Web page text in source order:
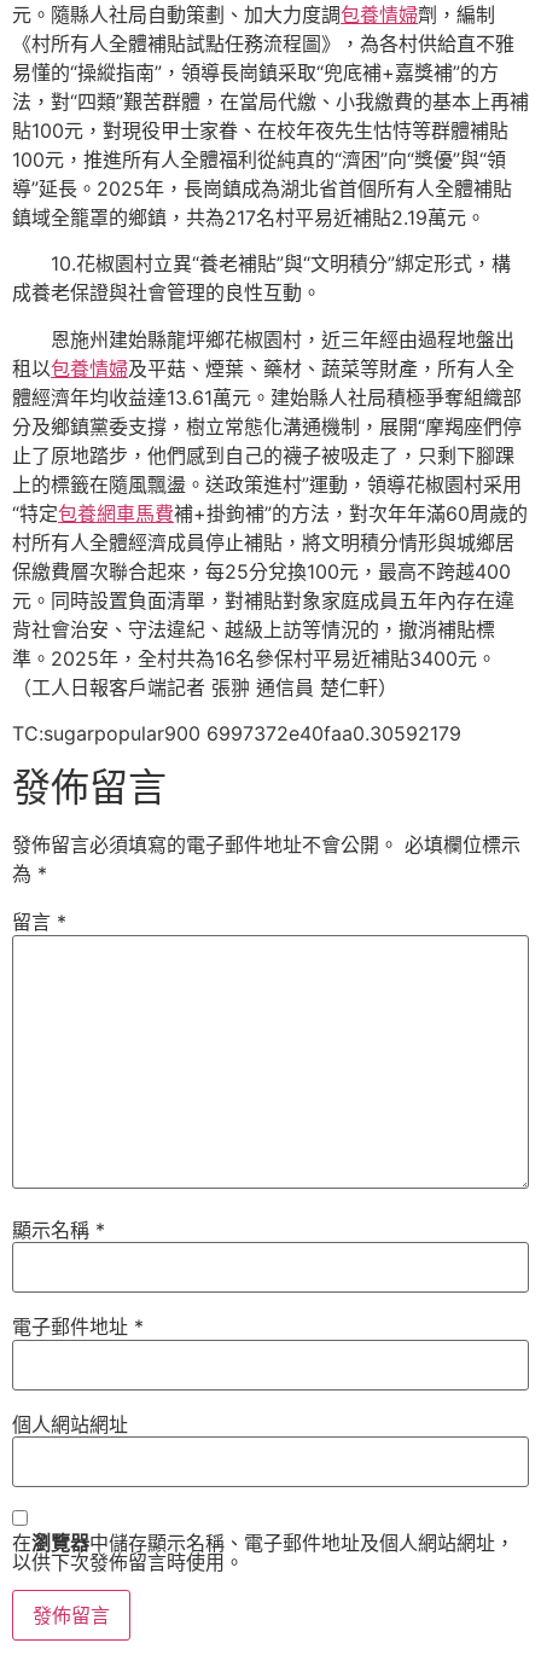
元。隨縣人社局自動策劃、加大力度調包養情婦劑，編制
《村所有人全體補貼試點任務流程圖》，為各村供給直不雅
易懂的“操縱指南”，領導長崗鎮采取“兜底補+嘉獎補”的方
法，對“四類”艱苦群體，在當局代繳、小我繳費的基本上再補
貼100元，對現役甲士家眷、在校年夜先生怙恃等群體補貼
100元，推進所有人全體福利從純真的“濟困”向“獎優”與“領
導”延長。2025年，長崗鎮成為湖北省首個所有人全體補貼
鎮域全籠罩的鄉鎮，共為217名村平易近補貼2.19萬元。
10.花椒園村立異“養老補貼”與“文明積分”綁定形式，構
成養老保證與社會管理的良性互動。
恩施州建始縣龍坪鄉花椒園村，近三年經由過程地盤出
租以包養情婦及平菇、煙葉、藥材、蔬菜等財產，所有人全
體經濟年均收益達13.61萬元。建始縣人社局積極爭奪組織部
分及鄉鎮黨委支撐，樹立常態化溝通機制，展開“摩羯座們停
止了原地踏步，他們感到自己的襪子被吸走了，只剩下腳踝
上的標籤在隨風飄盪。送政策進村”運動，領導花椒園村采用
“特定包養網車馬費補+掛鉤補”的方法，對次年年滿60周歲的
村所有人全體經濟成員停止補貼，將文明積分情形與城鄉居
保繳費層次聯合起來，每25分兌換100元，最高不跨越400
元。同時設置負面清單，對補貼對象家庭成員五年內存在違
背社會治安、守法違紀、越級上訪等情況的，撤消補貼標
準。2025年，全村共為16名參保村平易近補貼3400元。
（工人日報客戶端記者 張翀 通信員 楚仁軒）
TC:sugarpopular900 6997372e40faa0.30592179
發佈留言
發佈留言必須填寫的電子郵件地址不會公開。 必填欄位標示
為 *
留言 *
顯示名稱 *
電子郵件地址 *
個人網站網址
在瀏覽器中儲存顯示名稱、電子郵件地址及個人網站網址，
以供下次發佈留言時使用。